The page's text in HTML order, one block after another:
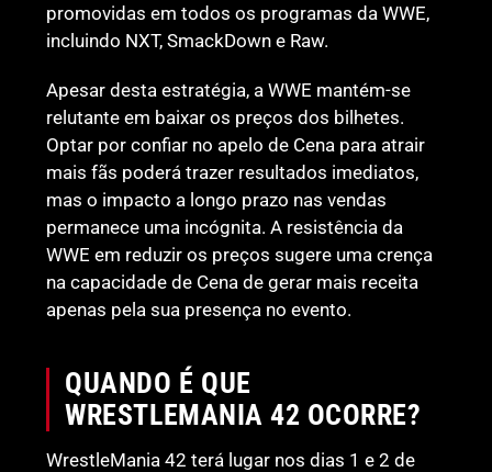
promovidas em todos os programas da WWE,
incluindo NXT, SmackDown e Raw.
Apesar desta estratégia, a WWE mantém-se
relutante em baixar os preços dos bilhetes.
Optar por confiar no apelo de Cena para atrair
mais fãs poderá trazer resultados imediatos,
mas o impacto a longo prazo nas vendas
permanece uma incógnita. A resistência da
WWE em reduzir os preços sugere uma crença
na capacidade de Cena de gerar mais receita
apenas pela sua presença no evento.
QUANDO É QUE
WRESTLEMANIA 42 OCORRE?
WrestleMania 42 terá lugar nos dias 1 e 2 de